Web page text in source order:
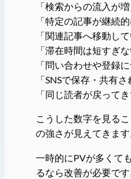
「検索からの流入が
「特定の記事が継続
「関連記事へ移動して
「滞在時間は短すぎな
「問い合わせや登録
「SNSで保存・共有さ
「同じ読者が戻ってき
こうした数字を見る
の強さが見えてきます
一時的にPVが多くて
るなら改善が必要です